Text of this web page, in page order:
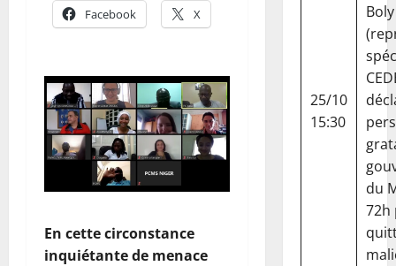
Facebook X
En cette circonstance
inquiétante de menace
25/10
15:30
Boly
du
72h